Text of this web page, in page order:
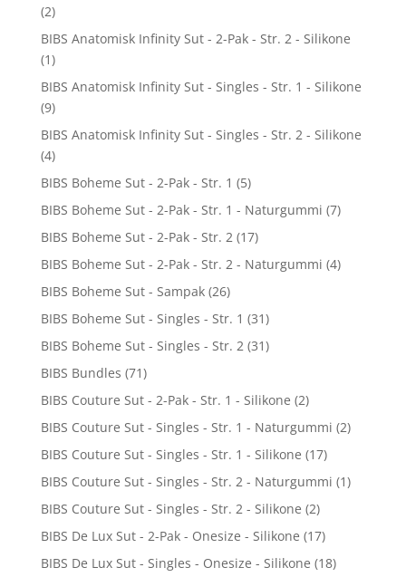
(2)
BIBS Anatomisk Infinity Sut - 2-Pak - Str. 2 - Silikone
(1)
BIBS Anatomisk Infinity Sut - Singles - Str. 1 - Silikone
(9)
BIBS Anatomisk Infinity Sut - Singles - Str. 2 - Silikone
(4)
BIBS Boheme Sut - 2-Pak - Str. 1 (5)
BIBS Boheme Sut - 2-Pak - Str. 1 - Naturgummi (7)
BIBS Boheme Sut - 2-Pak - Str. 2 (17)
BIBS Boheme Sut - 2-Pak - Str. 2 - Naturgummi (4)
BIBS Boheme Sut - Sampak (26)
BIBS Boheme Sut - Singles - Str. 1 (31)
BIBS Boheme Sut - Singles - Str. 2 (31)
BIBS Bundles (71)
BIBS Couture Sut - 2-Pak - Str. 1 - Silikone (2)
BIBS Couture Sut - Singles - Str. 1 - Naturgummi (2)
BIBS Couture Sut - Singles - Str. 1 - Silikone (17)
BIBS Couture Sut - Singles - Str. 2 - Naturgummi (1)
BIBS Couture Sut - Singles - Str. 2 - Silikone (2)
BIBS De Lux Sut - 2-Pak - Onesize - Silikone (17)
BIBS De Lux Sut - Singles - Onesize - Silikone (18)